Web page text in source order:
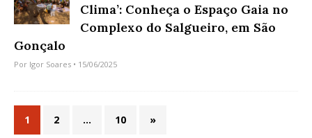
Clima’: Conheça o Espaço Gaia no
Complexo do Salgueiro, em São
Gonçalo
Por Igor Soares • 15/06/2025
1 2 … 10 »